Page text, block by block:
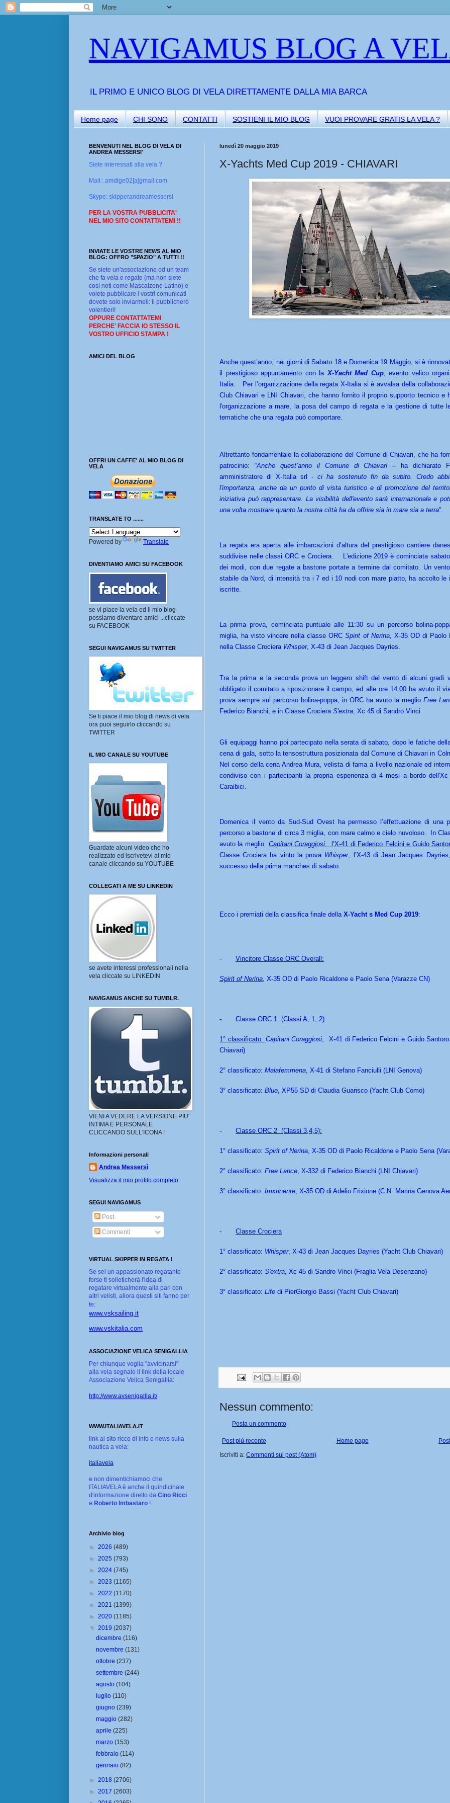
NAVIGAMUS BLOG A
IL PRIMO E UNICO BLOG DI VELA DIRETTAMENTE DALLA MIA BARCA
Home page CHI SONO CONTATTI SOSTIENI IL MIO BLOG VUOI PROVARE GRATIS LA VELA ?
lunedì 20 maggio 2019
X-Yachts Med Cup 2019 - CHIAVARI
Anche quest’anno, nei giorni di Sabato 18 e Domenica 19 Maggio, si è
il prestigioso appuntamento con la X-Yacht Med Cup, evento velico
Italia. Per l’organizzazione della regata X-Italia si è avvalsa della
Club Chiavari e LNI Chiavari, che hanno fornito il proprio supporto tecnico e
l'organizzazione a mare, la posa del campo di regata e la gestione di tutte
tematiche che una regata può comportare.
Altrettanto fondamentale la collaborazione del Comune di Chiavari, che ha
patrocinio: “Anche quest’anno il Comune di Chiavari – ha dichiarato
amministratore di X-Italia srl -ci ha sostenuto fin da subito. Credo
l'importanza, anche da un punto di vista turistico e di promozione del
iniziativa può rappresentare. La visibilità dell'evento sarà internazionale e
una volta mostrare quanto la nostra città ha da offrire sia in mare sia a terra”.
La regata era aperta alle imbarcazioni d’altura del prestigioso cantiere
suddivise nelle classi ORC e Crociera. L'edizione 2019 è cominciata
dei modi, con due regate a bastone portate a termine dal comitato. Un
stabile da Nord, di intensità tra i 7 ed i 10 nodi con mare piatto, ha accolto le
iscritte.
La prima prova, cominciata puntuale alle 11:30 su un percorso bolina-
miglia, ha visto vincere nella classe ORCSpirit of Nerina, X-35 OD di Paolo
nella Classe Crociera Whisper, X-43 di Jean Jacques Dayries.
Tra la prima e la seconda prova un leggero shift del vento di alcuni gradi
obbligato il comitato a riposizionare il campo, ed alle ore 14:00 ha avuto il
prova sempre sul percorso bolina-poppa; in ORC ha avuto la meglio Free
Federico Bianchi, e in Classe Crociera S'extra , Xc 45 di Sandro Vinci.
Gli equipaggi hanno poi partecipato nella serata di sabato, dopo le fatiche
cena di gala, sotto la tensostruttura posizionata dal Comune di Chiavari in
Nel corso della cena Andrea Mura, velista di fama a livello nazionale ed
condiviso con i partecipanti la propria esperienza di 4 mesi a bordo
Caraibici.
Domenica il vento da Sud-Sud Ovest ha permesso l’effettuazione di una
percorso a bastone di circa 3 miglia, con mare calmo e cielo nuvoloso. In
avuto la meglio Capitani Coraggiosi , l’X-41 di Federico Felcini e Guido
Classe Crociera ha vinto la prova Whisper, l’X-43 di Jean Jacques
successo della prima manches di sabato.
Ecco i premiati della classifica finale della X-Yacht s Med Cup 2019:
- Vincitore Classe ORC Overall:
Spirit of Nerina , X-35 OD di Paolo Ricaldone e Paolo Sena (Varazze CN)
- Classe ORC 1 (Classi A, 1, 2):
1° classificato: Capitani Coraggiosi , X-41 di Federico Felcini e Guido
Chiavari)
2° classificato: Malafemmena , X-41 di Stefano Fanciulli (LNI Genova)
3° classificato: Blue , XP55 SD di Claudia Guarisco (Yacht Club Como)
- Classe ORC 2 (Classi 3,4,5):
1° classificato: Spirit of Nerina , X-35 OD di Paolo Ricaldone e Paolo Sena
2° classificato: Free Lance , X-332 di Federico Bianchi (LNI Chiavari)
3° classificato: Imxtinente , X-35 OD di Adelio Frixione (C.N. Marina Genova
- Classe Crociera
1° classificato: Whisper, X-43 di Jean Jacques Dayries (Yacht Club Chiavari)
2° classificato: S'extra , Xc 45 di Sandro Vinci (Fraglia Vela Desenzano)
3° classificato: Life di PierGiorgio Bassi (Yacht Club Chiavari)
Nessun commento:
Posta un commento
Post più recente
Home page
Iscriviti a: Commenti sul post (Atom)
BENVENUTI NEL BLOG DI VELA DI
ANDREA MESSERSI'
Siete interessati alla vela ?
Mail : amdige02[a]gmail.com
Skype: skipperandreamessersi
PER LA VOSTRA PUBBLICITA'
NEL MIO SITO CONTATTATEMI !!
INVIATE LE VOSTRE NEWS AL MIO
BLOG: OFFRO "SPAZIO" A TUTTI !!
Se siete un'associazione od un team
che fa vela e regate (ma non siete
così noti come Mascalzone Latino) e
volete pubblicare i vostri comunicati
dovete solo inviarmeli: li pubblicherò
volentieri!
OPPURE CONTATTATEMI
PERCHE' FACCIA IO STESSO IL
VOSTRO UFFICIO STAMPA !
AMICI DEL BLOG
OFFRI UN CAFFE' AL MIO BLOG DI
VELA
TRANSLATE TO .......
Powered by Translate
DIVENTIAMO AMICI SU FACEBOOK
se vi piace la vela ed il mio blog
possiamo diventare amici ...cliccate
su FACEBOOK
SEGUI NAVIGAMUS SU TWITTER
Se ti piace il mio blog di news di vela
ora puoi seguirlo cliccando su
TWITTER
IL MIO CANALE SU YOUTUBE
Guardate alcuni video che ho
realizzato ed iscrivetevi al mio
canale cliccando su YOUTUBE
COLLEGATI A ME SU LINKEDIN
se avete interessi professionali nella
vela cliccate su LINKEDIN
NAVIGAMUS ANCHE SU TUMBLR.
VIENI A VEDERE LA VERSIONE PIU'
INTIMA E PERSONALE
CLICCANDO SULL'ICONA !
Informazioni personali
Andrea Messersì
Visualizza il mio profilo completo
SEGUI NAVIGAMUS
Post
Commenti
VIRTUAL SKIPPER IN REGATA !
Se sei un appassionato regatante
forse ti solleticherà l'idea di
regatare virtualmente alla pari con
altri velisti, allora questi siti fanno per
te:
www.vsksailing.it
www.vskitalia.com
ASSOCIAZIONE VELICA SENIGALLIA
Per chiunque voglia "avvicinarsi"
alla vela segnalo il link della locale
Associazione Velica Senigallia:
http://www.avsenigallia.it/
WWW.ITALIAVELA.IT
link al sito ricco di info e news sulla
nautica a vela:
italiavela
e non dimentichiamoci che
ITALIAVELA è anche il quindicinale
d'informazione diretto da Cino Ricci
e Roberto Imbastaro !
Archivio blog
► 2026 (489)
► 2025 (793)
► 2024 (745)
► 2023 (1165)
► 2022 (1170)
► 2021 (1399)
► 2020 (1185)
▼ 2019 (2037)
dicembre(116)
novembre(131)
ottobre(237)
settembre(244)
agosto(104)
luglio(110)
giugno(239)
maggio(282)
aprile(225)
marzo(153)
febbraio(114)
gennaio(82)
► 2018 (2706)
► 2017 (2603)